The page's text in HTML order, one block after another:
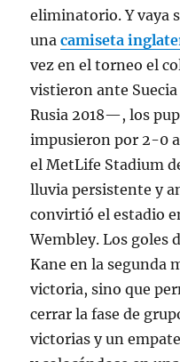
eliminatorio. Y vaya
unacamiseta
vez en el torneo el
vistieron ante
Rusia 2018—, los
impusieron por 2-0
el MetLife Stadium
lluvia persistente y
convirtió el estadio
Wembley. Los goles
Kane en la segunda
victoria, sino que
cerrar la fase de
victorias y un